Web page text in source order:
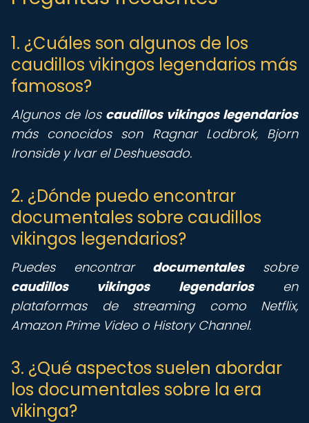
1. ¿Cuáles son algunos de los
caudillos vikingos legendarios más
famosos?
Algunos de los caudillos vikingos legendarios
más conocidos son Ragnar Lodbrok, Bjorn
Ironside y Ivar el Deshuesado.
2. ¿Dónde puedo encontrar
documentales sobre caudillos
vikingos legendarios?
Puedes encontrar documentalessobre
caudillos vikingos legendariosen
plataformas de streaming como Netflix,
Amazon Prime Video o History Channel.
3. ¿Qué aspectos suelen abordar
los documentales sobre la era
vikinga?